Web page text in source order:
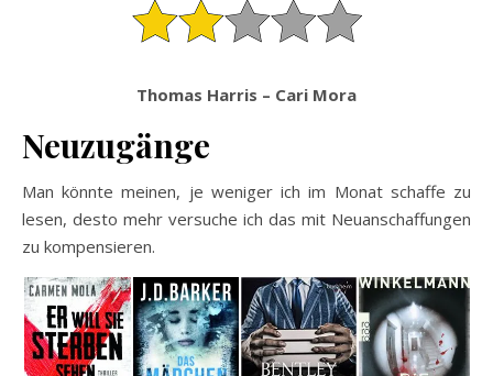
Thomas Harris – Cari Mora
Neuzugänge
Man könnte meinen, je weniger ich im Monat schaffe zu
lesen, desto mehr versuche ich das mit Neuanschaffungen
zu kompensieren.